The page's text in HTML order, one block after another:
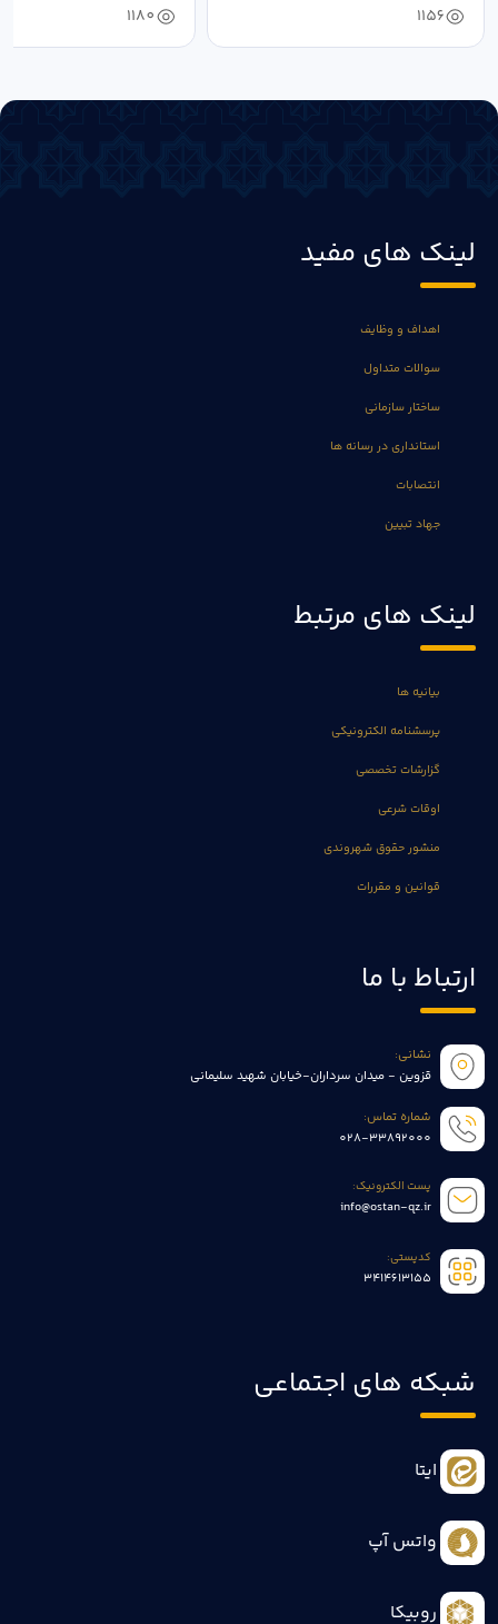
1156
1180
لینک های مفید
اهداف و وظایف
سوالات متداول
ساختار سازمانی
استانداری در رسانه ها
انتصابات
جهاد تبیین
لینک های مرتبط
بیانیه ها
پرسشنامه الکترونیکی
گزارشات تخصصی
اوقات شرعی
منشور حقوق شهروندی
قوانین و مقررات
ارتباط با ما
نشانی:
قزوین - میدان سرداران-خیابان شهید سلیمانی
شماره تماس:
028-33892000
پست الکترونیک:
info@ostan-qz.ir
کدپستی:
3414613155
شبکه های اجتماعی
ایتا
واتس آپ
روبیکا